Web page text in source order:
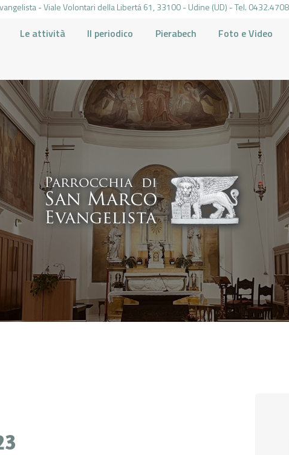
- Viale Volontari della Libertá 61, 33100 - Udine (UD) - Tel.
Le attività Il periodico Pierabech Foto e Video
HOME
LA PARROCCHIA
IL PARROCO
LE ATTIVITÀ
IL PERIODICO
PIERABECH
FOTO E VIDEO
CONTATTI